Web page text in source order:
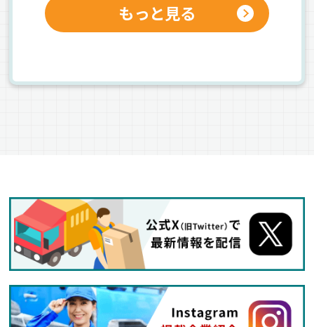
もっと見る